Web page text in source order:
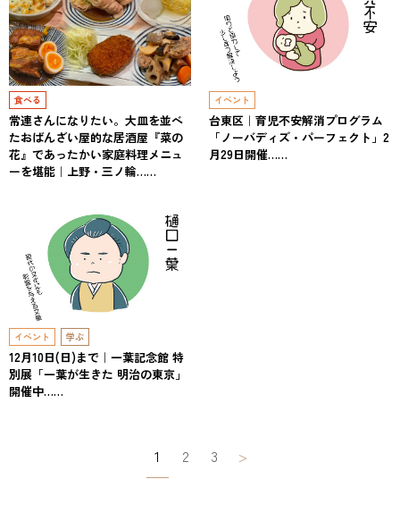
食べる
常連さんになりたい。大皿を並べ
たおばんざい屋的な居酒屋『菜の
花』であったかい家庭料理メニュ
ーを堪能｜上野・三ノ輪……
イベント
台東区｜育児不安解消プログラム
「ノーバディズ・パーフェクト」2
月29日開催……
イベント 学ぶ
12月10日(日)まで｜一葉記念館 特
別展「一葉が生きた 明治の東京」
開催中……
稿
1 2 3 >